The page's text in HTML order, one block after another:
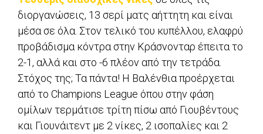
διοργανώσεις, 13 σερί ματς αήττητη και είναι
μέσα σε όλα. Στον τελικό του κυπέλλου, ελαφρύ
προβάδισμα κόντρα στην Κράσνονταρ έπειτα το
2-1, αλλά και στο -6 πλέον από την τετράδα.
Στόχος της; Τα πάντα! Η Βαλένθια προέρχεται
από το Champions League όπου στην φάση
ομίλων τερμάτισε τρίτη πίσω από Γιουβέντους
και Γιουνάιτεντ με 2 νίκες, 2 ισοπαλίες και 2